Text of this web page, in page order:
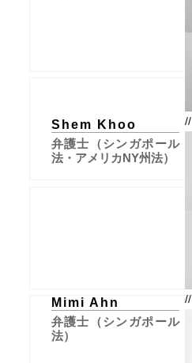
Shem Khoo
弁護士（シンガポール
法・アメリカNY州法）
//
Mimi Ahn
弁護士（シンガポール
法）
//